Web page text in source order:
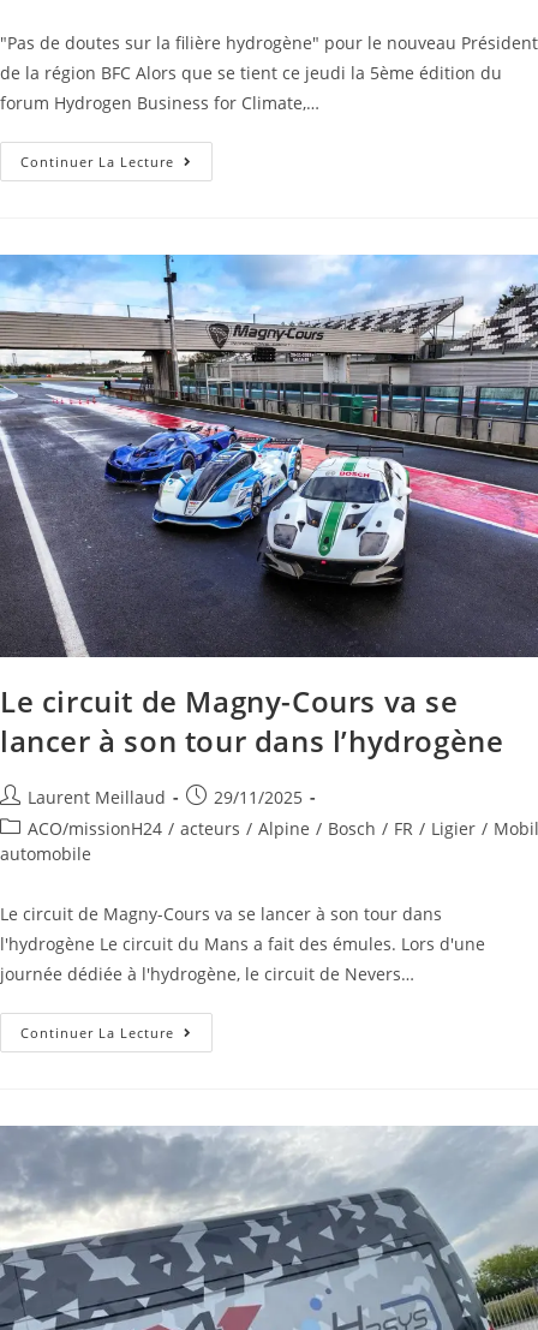
"Pas de doutes sur la filière hydrogène" pour le nouveau Président
de la région BFC Alors que se tient ce jeudi la 5ème édition du
forum Hydrogen Business for Climate,…
Continuer La Lecture
Le circuit de Magny-Cours va se
lancer à son tour dans l’hydrogène
Laurent Meillaud
29/11/2025
ACO/missionH24 / acteurs / Alpine / Bosch / FR / Ligier /
automobile
Le circuit de Magny-Cours va se lancer à son tour dans
l'hydrogène Le circuit du Mans a fait des émules. Lors d'une
journée dédiée à l'hydrogène, le circuit de Nevers…
Continuer La Lecture